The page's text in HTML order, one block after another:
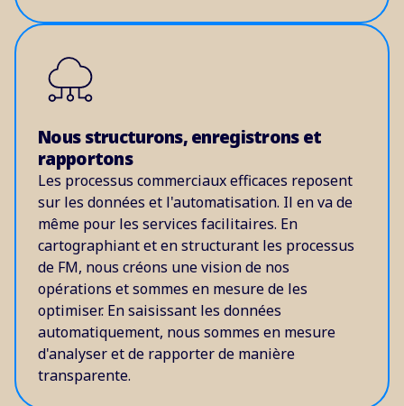
Nous structurons, enregistrons et
rapportons
Les processus commerciaux efficaces reposent
sur les données et l'automatisation. Il en va de
même pour les services facilitaires. En
cartographiant et en structurant les processus
de FM, nous créons une vision de nos
opérations et sommes en mesure de les
optimiser. En saisissant les données
automatiquement, nous sommes en mesure
d'analyser et de rapporter de manière
transparente.